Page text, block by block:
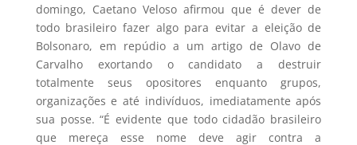
domingo, Caetano Veloso afirmou que é dever de
todo brasileiro fazer algo para evitar a eleição de
Bolsonaro, em repúdio a um artigo de Olavo de
Carvalho exortando o candidato a destruir
totalmente seus opositores enquanto grupos,
organizações e até indivíduos, imediatamente após
sua posse. “É evidente que todo cidadão brasileiro
que mereça esse nome deve agir contra a